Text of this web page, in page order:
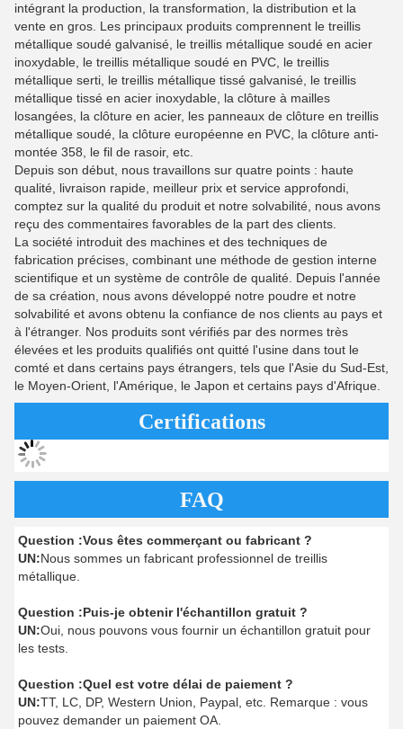
intégrant la production, la transformation, la distribution et la
vente en gros. Les principaux produits comprennent le treillis
métallique soudé galvanisé, le treillis métallique soudé en acier
inoxydable, le treillis métallique soudé en PVC, le treillis
métallique serti, le treillis métallique tissé galvanisé, le treillis
métallique tissé en acier inoxydable, la clôture à mailles
losangées, la clôture en acier, les panneaux de clôture en treillis
métallique soudé, la clôture européenne en PVC, la clôture anti-
montée 358, le fil de rasoir, etc.
Depuis son début, nous travaillons sur quatre points : haute
qualité, livraison rapide, meilleur prix et service approfondi,
comptez sur la qualité du produit et notre solvabilité, nous avons
reçu des commentaires favorables de la part des clients.
La société introduit des machines et des techniques de
fabrication précises, combinant une méthode de gestion interne
scientifique et un système de contrôle de qualité. Depuis l'année
de sa création, nous avons développé notre poudre et notre
solvabilité et avons obtenu la confiance de nos clients au pays et
à l'étranger. Nos produits sont vérifiés par des normes très
élevées et les produits qualifiés ont quitté l'usine dans tout le
comté et dans certains pays étrangers, tels que l'Asie du Sud-Est,
le Moyen-Orient, l'Amérique, le Japon et certains pays d'Afrique.
Certifications
FAQ
Question :Vous êtes commerçant ou fabricant ?
UN:Nous sommes un fabricant professionnel de treillis
métallique.
Question :Puis-je obtenir l'échantillon gratuit ?
UN:Oui, nous pouvons vous fournir un échantillon gratuit pour
les tests.
Question :Quel est votre délai de paiement ?
UN:TT, LC, DP, Western Union, Paypal, etc. Remarque : vous
pouvez demander un paiement OA.